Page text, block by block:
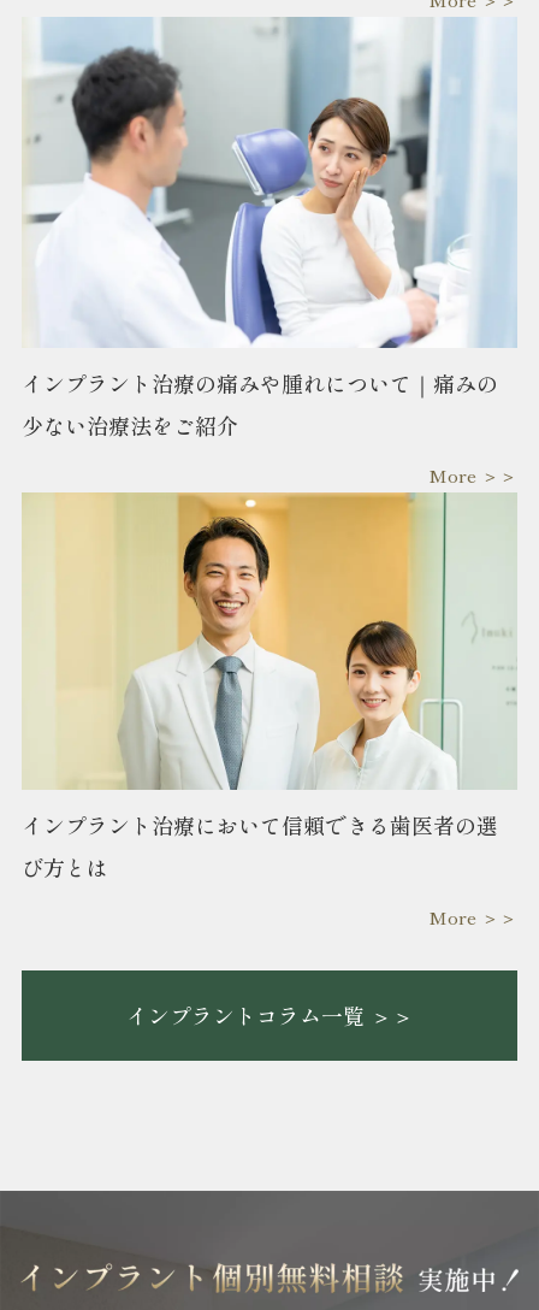
インプラント治療の痛みや腫れについて｜痛みの
少ない治療法をご紹介
More ＞＞
インプラント治療において信頼できる歯医者の選
び方とは
More ＞＞
インプラントコラム一覧 ＞＞